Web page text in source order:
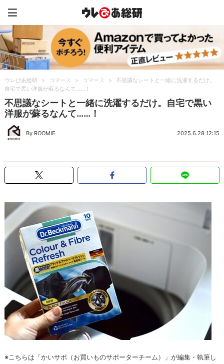
ウレぴあ総研 > コマース > コマース >
不思議なシートと一緒に洗濯するだけ。
自宅で黒い洋服が蘇るなんて……！
不思議なシートと一緒に洗濯するだけ。自宅で黒い
洋服が蘇るなんて……！
By ROOMIE 2025.6.28 12:15
※こちらは「かいサポ（お買いものサポーターチーム）」が編集・執筆し